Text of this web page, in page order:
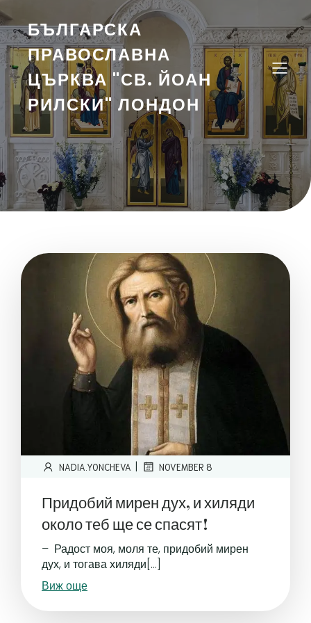
БЪЛГАРСКА
ПРАВОСЛАВНА
ЦЪРКВА "СВ. ЙОАН
РИЛСКИ" ЛОНДОН
NADIA.YONCHEVA | NOVEMBER 8
Придобий мирен дух, и хиляди
около теб ще се спасят!
– Радост моя, моля те, придобий мирен
дух, и тогава хиляди[…]
Виж още